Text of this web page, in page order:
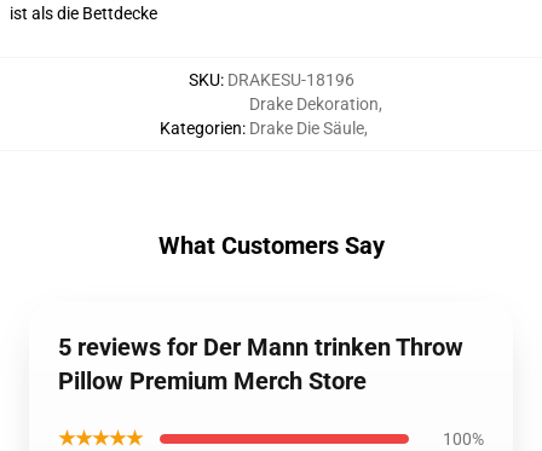
ist als die Bettdecke
SKU: DRAKESU-18196
Kategorien:
Drake Dekoration,
Drake Die Säule,
What Customers Say
5 reviews for Der Mann trinken Throw
Pillow Premium Merch Store
★★★★★ 100%